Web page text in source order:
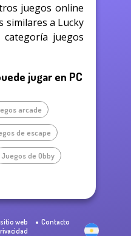
juegos online
similares a Lucky
juegos
jugar en PC
arcade
de escape
Juegos de Obby
web
Contacto